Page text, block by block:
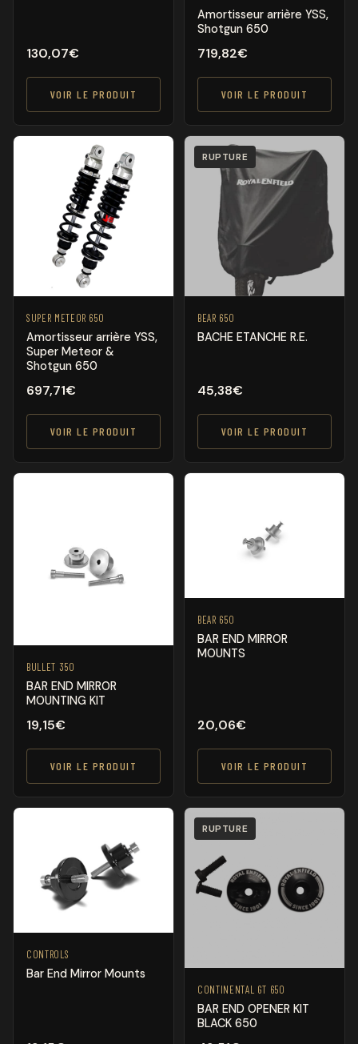
130,07€
VOIR LE PRODUIT
Amortisseur arrière YSS,
Shotgun 650
719,82€
VOIR LE PRODUIT
SUPER METEOR 650
Amortisseur arrière YSS,
Super Meteor &
Shotgun 650
697,71€
VOIR LE PRODUIT
RUPTURE
BEAR 650
BACHE ETANCHE R.E.
45,38€
VOIR LE PRODUIT
BULLET 350
BAR END MIRROR
MOUNTING KIT
19,15€
VOIR LE PRODUIT
BEAR 650
BAR END MIRROR
MOUNTS
20,06€
VOIR LE PRODUIT
CONTROLS
Bar End Mirror Mounts
RUPTURE
CONTINENTAL GT 650
BAR END OPENER KIT
BLACK 650